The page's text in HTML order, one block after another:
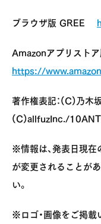
ブラウザ版 GREE
Amazonアプリストア
https://
著作権表記：(C)乃
(C)allfuzInc./
※情報は、発表日現在
が変更されることが
い。
※ロゴ・画像をご掲載